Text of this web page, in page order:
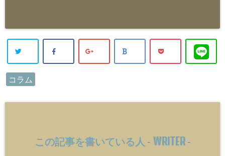
コラム
この記事を書いている人 - WRITER-